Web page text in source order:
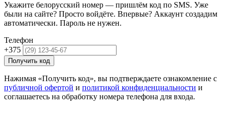
Укажите белорусский номер — пришлём код по SMS. Уже
были на сайте? Просто войдёте. Впервые? Аккаунт создадим
автоматически. Пароль не нужен.
Телефон
+375
Получить код
Нажимая «Получить код», вы подтверждаете ознакомление с
публичной офертой и политикой конфиденциальности и
соглашаетесь на обработку номера телефона для входа.